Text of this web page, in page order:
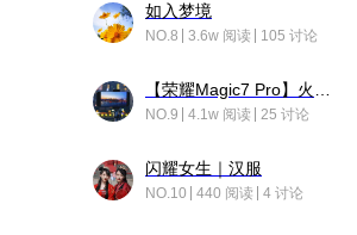
如入梦境
NO.8 3.6w 阅读 105 讨论
NO.9 4.1w 阅读 25 讨论
闪耀女生｜汉服
NO.10 440 阅读 4 讨论